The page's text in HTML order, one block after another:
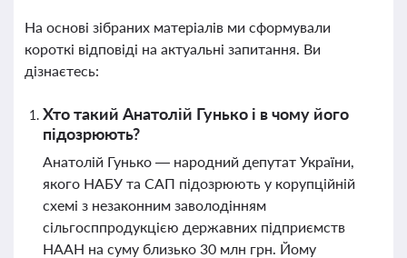
На основі зібраних матеріалів ми сформували
короткі відповіді на актуальні запитання. Ви
дізнаєтесь:
Хто такий Анатолій Гунько і в чому його
підозрюють?
Анатолій Гунько — народний депутат України,
якого НАБУ та САП підозрюють у корупційній
схемі з незаконним заволодінням
сільгосппродукцією державних підприємств
НААН на суму близько 30 млн грн. Йому